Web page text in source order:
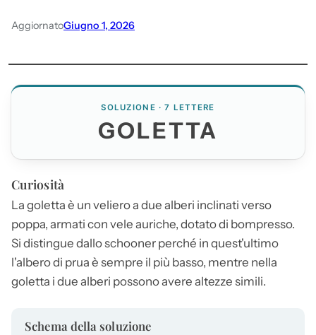
AggiornatoGiugno 1, 2026
SOLUZIONE · 7 LETTERE
GOLETTA
Curiosità
La goletta è un veliero a due alberi inclinati verso
poppa, armati con vele auriche, dotato di bompresso.
Si distingue dallo schooner perché in quest'ultimo
l'albero di prua è sempre il più basso, mentre nella
goletta i due alberi possono avere altezze simili.
Schema della soluzione